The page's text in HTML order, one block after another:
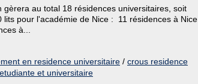
au total 18 résidences universitaires, soit
pour l'académie de Nice : 11 résidences à Nice
à...
en residence universitaire / crous residence
et universitaire